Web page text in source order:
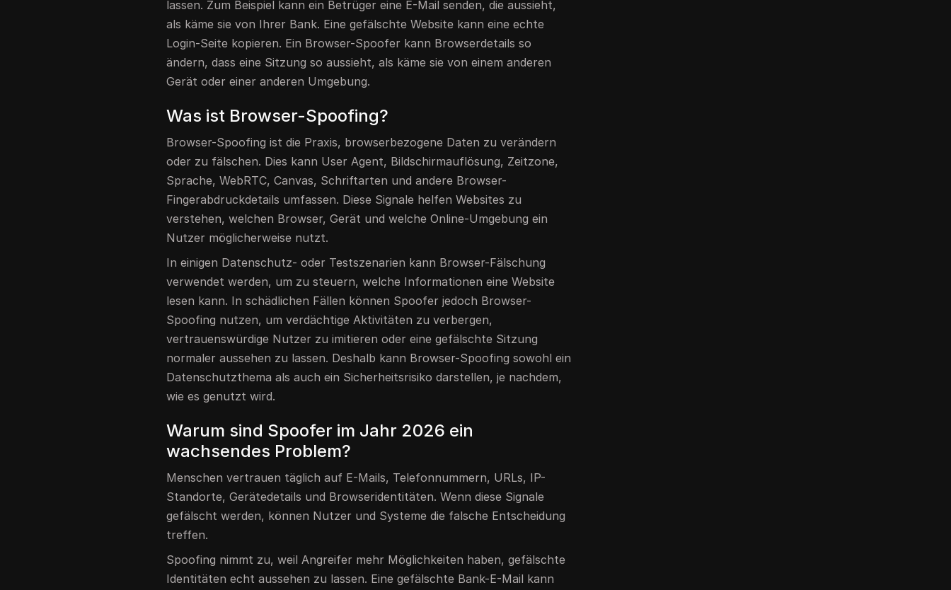
lassen. Zum Beispiel kann ein Betrüger eine E-Mail senden, die aussieht,
als käme sie von Ihrer Bank. Eine gefälschte Website kann eine echte
Login-Seite kopieren. Ein Browser-Spoofer kann Browserdetails so
ändern, dass eine Sitzung so aussieht, als käme sie von einem anderen
Gerät oder einer anderen Umgebung.
Was ist Browser-Spoofing?
Browser-Spoofing ist die Praxis, browserbezogene Daten zu verändern
oder zu fälschen. Dies kann User Agent, Bildschirmauflösung, Zeitzone,
Sprache, WebRTC, Canvas, Schriftarten und andere Browser-
Fingerabdruckdetails umfassen. Diese Signale helfen Websites zu
verstehen, welchen Browser, Gerät und welche Online-Umgebung ein
Nutzer möglicherweise nutzt.
In einigen Datenschutz- oder Testszenarien kann Browser-Fälschung
verwendet werden, um zu steuern, welche Informationen eine Website
lesen kann. In schädlichen Fällen können Spoofer jedoch Browser-
Spoofing nutzen, um verdächtige Aktivitäten zu verbergen,
vertrauenswürdige Nutzer zu imitieren oder eine gefälschte Sitzung
normaler aussehen zu lassen. Deshalb kann Browser-Spoofing sowohl ein
Datenschutzthema als auch ein Sicherheitsrisiko darstellen, je nachdem,
wie es genutzt wird.
Warum sind Spoofer im Jahr 2026 ein
wachsendes Problem?
Menschen vertrauen täglich auf E-Mails, Telefonnummern, URLs, IP-
Standorte, Gerätedetails und Browseridentitäten. Wenn diese Signale
gefälscht werden, können Nutzer und Systeme die falsche Entscheidung
treffen.
Spoofing nimmt zu, weil Angreifer mehr Möglichkeiten haben, gefälschte
Identitäten echt aussehen zu lassen. Eine gefälschte Bank-E-Mail kann